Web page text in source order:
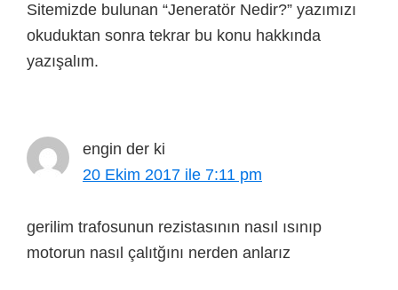
Sitemizde bulunan “Jeneratör Nedir?” yazımızı
okuduktan sonra tekrar bu konu hakkında
yazışalım.
engin der ki
20 Ekim 2017 ile 7:11 pm
gerilim trafosunun rezistasının nasıl ısınıp
motorun nasıl çalıtğını nerden anlarız